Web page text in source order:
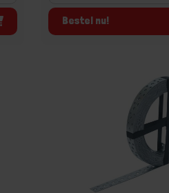
Bestel nu!